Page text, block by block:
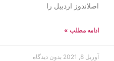
اصلاندوز اردبیل را
ادامه مطلب »
آوریل 8, 2021 بدون دیدگاه